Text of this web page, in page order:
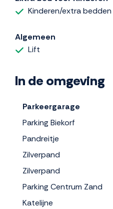
Kinderen/extra bedden
Algemeen
Lift
In de omgeving
Parkeergarage
Parking Biekorf
Pandreitje
Zilverpand
Zilverpand
Parking Centrum Zand
Katelijne